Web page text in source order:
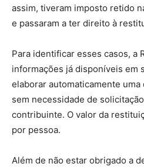
assim, tiveram imposto retido
e passaram a ter direito à
Para identificar esses casos, a
informações já disponíveis em
elaborar automaticamente
sem necessidade de
contribuinte. O valor da
por pessoa.
Além de não estar obrigado a